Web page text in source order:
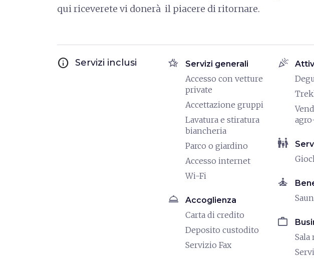
qui riceverete vi donerà il piacere di ritornare.
info Servizi inclusi hotel_class Servizi generali
Accesso con vetture
private
Accettazione gruppi
Lavatura e stiratura
biancheria
Parco o giardino
Accesso internet
Wi-Fi
room_service Accoglienza
Carta di credito
Deposito custodito
Servizio Fax
celebration
family_restroom
self_improvement
work